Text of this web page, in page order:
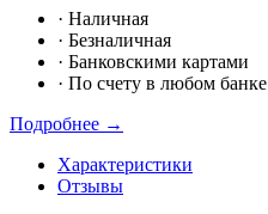
· Наличная
· Безналичная
· Банковскими картами
· По счету в любом банке
Подробнее →
Характеристики
Отзывы